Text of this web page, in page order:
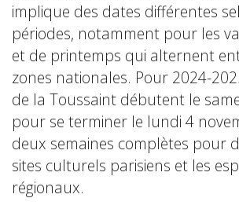
implique des dates différentes
périodes, notamment pour les
et de printemps qui alternent
zones nationales. Pour 2024-
de la Toussaint débutent le
pour se terminer le lundi 4
deux semaines complètes pour
sites culturels parisiens et les
régionaux.